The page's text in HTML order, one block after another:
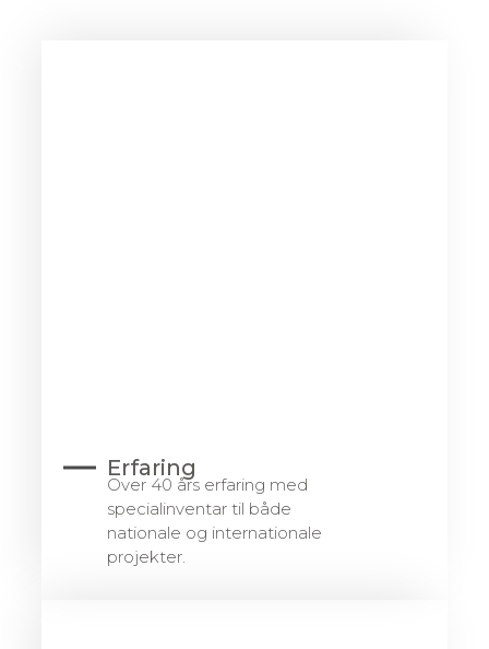
Erfaring
Over 40 års erfaring med
specialinventar til både
nationale og internationale
projekter.